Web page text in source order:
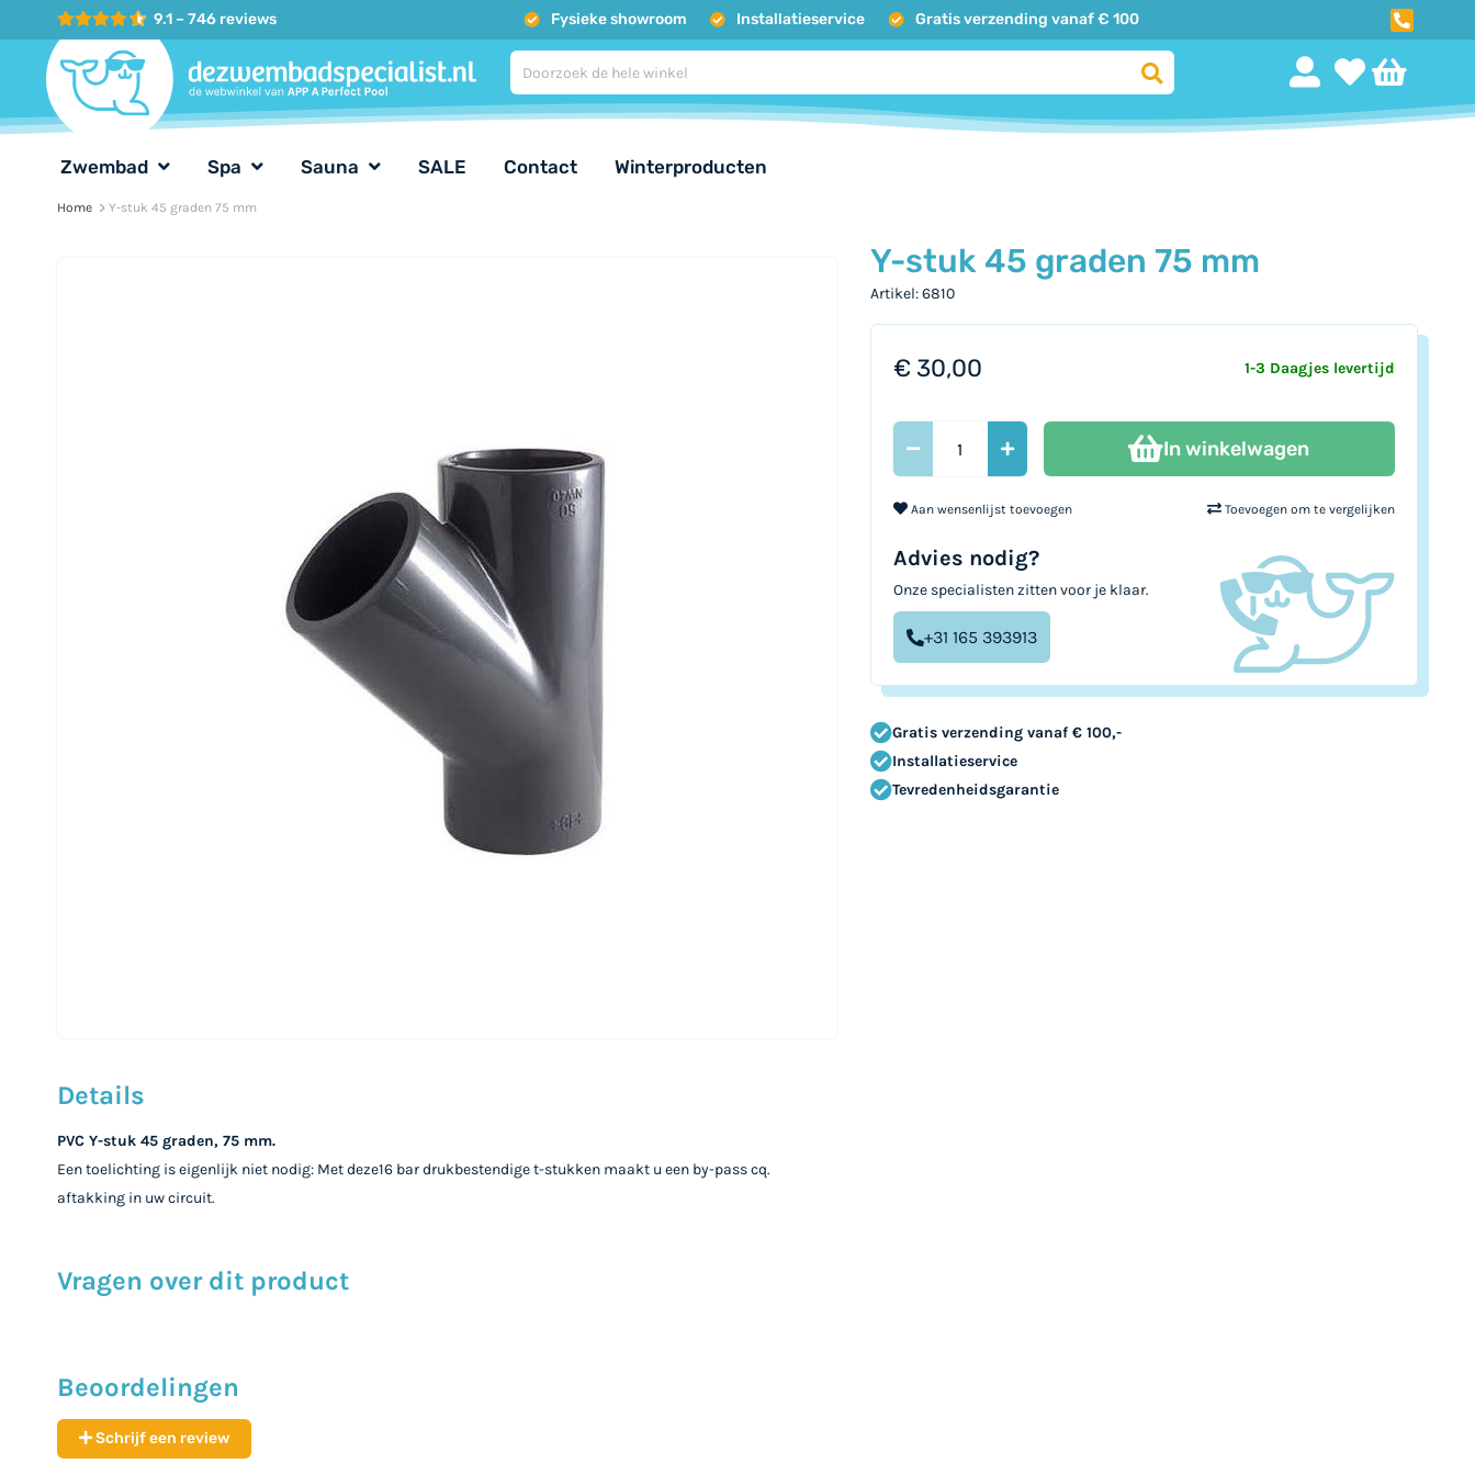
9.1 – 746 reviews Fysieke showroom Installatieservice Gratis verzending vanaf € 100
Ga
naar
de
inhoud
Zwembad Spa Sauna SALE Contact Winterproducten
Home Y-stuk 45 graden 75 mm
het
begin
van
de
Y-stuk 45 graden 75 mm
Artikel 6810
€ 30,00 1-3 Daagjes levertijd
In winkelwagen
Aan wensenlijst toevoegen Toevoegen om te vergelijken
Advies nodig?
Onze specialisten zitten voor je klaar.
+31 165 393913
Gratis verzending vanaf € 100,-
Installatieservice
Tevredenheidsgarantie
Details
PVC Y-stuk 45 graden, 75 mm.
Een toelichting is eigenlijk niet nodig: Met deze16 bar drukbestendige t-stukken maakt u een by-pass cq.
aftakking in uw circuit.
Vragen over dit product
Beoordelingen
Schrijf een review